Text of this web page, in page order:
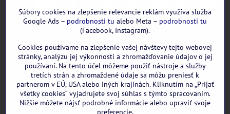
GOOGLE recenzie:
Súbory cookies na zlepšenie relevancie reklám využíva služba
Google Ads – podrobnosti tu alebo Meta – podrobnosti tu
(Facebook, Instagram).
Cookies používame na zlepšenie vašej návštevy tejto webovej
stránky, analýzu jej výkonnosti a zhromažďovanie údajov o jej
používaní. Na tento účel môžeme použiť nástroje a služby
tretích strán a zhromaždené údaje sa môžu preniesť k
partnerom v EÚ, USA alebo iných krajinách. Kliknutím na „Prijať
všetky cookies“ vyjadrujete svoj súhlas s týmto spracovaním.
Nižšie môžete nájsť podrobné informácie alebo upraviť svoje
preferencie.